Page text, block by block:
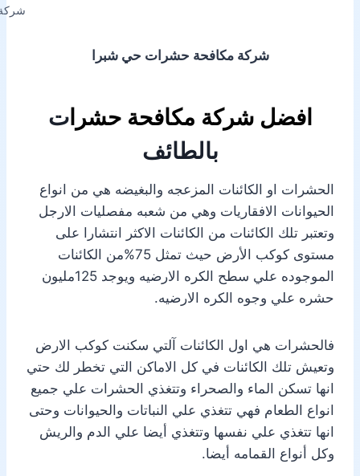
شركة مكافحة حشرات حي شبرا
افضل شركة مكافحة حشرات
بالطائف
الحشرات او الكائنات المزعجه والبغيضه هي من انواع
الحيوانات الافقاريات وهي من شعبه مفصليات الارجل
وتعتبر تلك الكائنات من الكائنات الاكثر انتشارا على
مستوى كوكب الأرض حيث تمثل 75%من الكائنات
الموجوده علي سطح الكره الارضيه ويوجد 125مليون
حشره علي وجوه الكره الارضيه.
فالحشرات هي اول الكائنات آلتي سكنت كوكب الارض
وتعيش تلك الكائنات في كل الاماكن التي تخطر لك حتي
انها تسكن الماء والصحراء وتتغذي الحشرات علي جميع
انواع الطعام فهي تتغذي علي النباتات والحيوانات وحتى
انها تتغذي علي نفسها وتتغذي أيضا علي الدم والريش
وكل أنواع القمامه أيضا.